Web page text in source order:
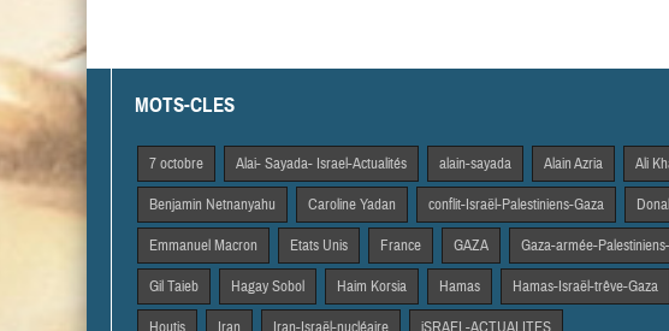
MOTS-CLES
7 octobre Alai- Sayada- Israel-Actualités alain-sayada Alain Azria Ali
Benjamin Netnanyahu Caroline Yadan conflit-Israël-Palestiniens-Gaza
Emmanuel Macron Etats Unis France GAZA Gaza-armée-
Gil Taieb Hagay Sobol Haim Korsia Hamas Hamas-Israël-trêve-Gaza